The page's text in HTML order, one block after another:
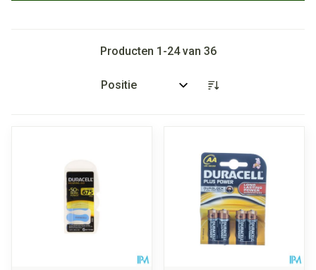
Producten 1 -24van 36
Sorteer op: